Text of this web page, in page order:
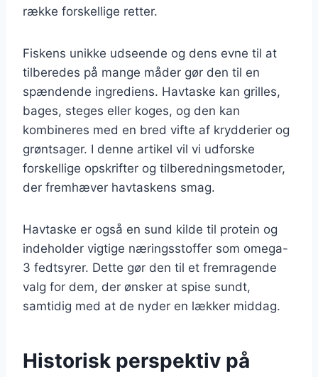
række forskellige retter.
Fiskens unikke udseende og dens evne til at
tilberedes på mange måder gør den til en
spændende ingrediens. Havtaske kan grilles,
bages, steges eller koges, og den kan
kombineres med en bred vifte af krydderier og
grøntsager. I denne artikel vil vi udforske
forskellige opskrifter og tilberedningsmetoder,
der fremhæver havtaskens smag.
Havtaske er også en sund kilde til protein og
indeholder vigtige næringsstoffer som omega-
3 fedtsyrer. Dette gør den til et fremragende
valg for dem, der ønsker at spise sundt,
samtidig med at de nyder en lækker middag.
Historisk perspektiv på